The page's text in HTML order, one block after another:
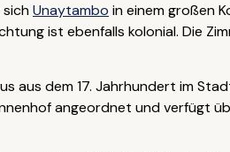
Unaytambo in einem großen
ist ebenfalls kolonial. Die
aus dem 17. Jahrhundert im
angeordnet und verfügt